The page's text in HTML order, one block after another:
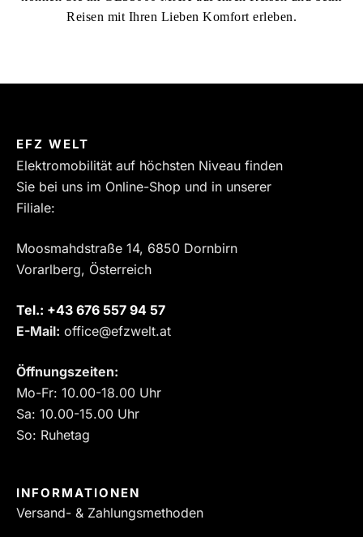
Reisen mit Ihren Lieben Komfort erleben.
EFZ WELT
Elektromobilität auf höchsten Niveau finden
Sie bei uns im Online-Shop und in unserer
Filiale:
Moosmahdstraße 14, 6850 Dornbirn
Vorarlberg, Österreich
Tel.: ‎+43 676 557 94 57
E-Mail: office@efzwelt.at
Öffnungszeiten:
Mo-Fr: 10.00-18.00 Uhr
Sa: 10.00-15.00 Uhr
So: Ruhetag
INFORMATIONEN
Versand- & Zahlungsmethoden